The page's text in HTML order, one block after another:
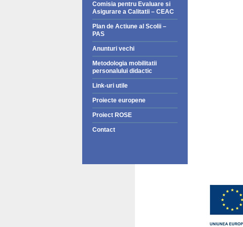
Comisia pentru Evaluare si
Asigurare a Calitatii – CEAC
Plan de Actiune al Scolii –
PAS
Anunturi vechi
Metodologia mobilitatii
personalului didactic
Link-uri utile
Proiecte europene
Proiect ROSE
Contact